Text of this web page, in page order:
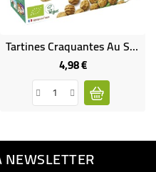
Tartines Craquantes Au Souchet Sans Gluten Bio
4,98 €Prix